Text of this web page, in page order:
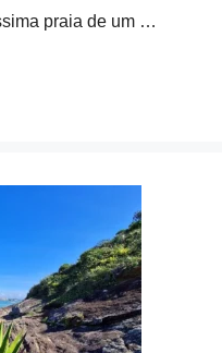
praia de um …